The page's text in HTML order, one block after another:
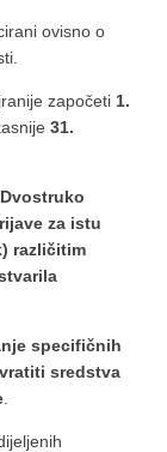
ovisno o
započeti 1.
31.
za istu
različitim
specifičnih
sredstva